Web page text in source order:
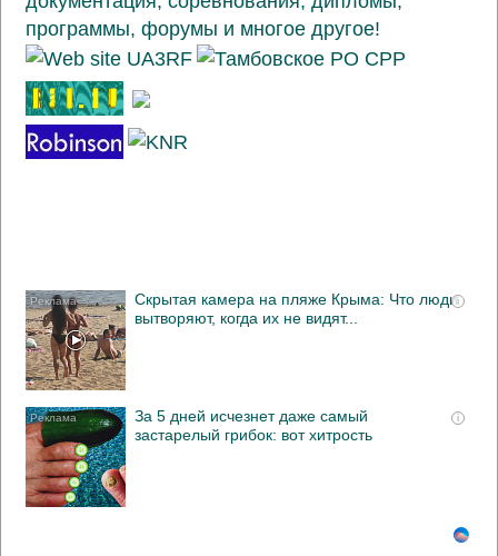
i
Скрытая камера на пляже Крыма: Что люди
вытворяют, когда их не видят...
i
За 5 дней исчезнет даже самый
застарелый грибок: вот хитрость